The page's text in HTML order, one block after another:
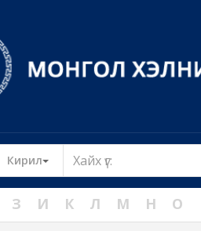
Кирил Toggle Dropdown
З И К Л М Н О